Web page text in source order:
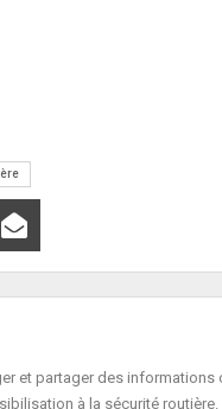
et partager des
à la sécurité